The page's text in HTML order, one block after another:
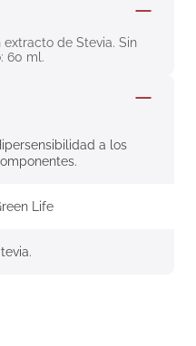
extracto de Stevia. Sin
60 ml.
a los
Life